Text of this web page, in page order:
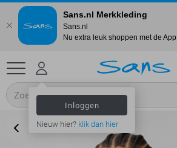
Inloggen
Nieuw hier? klik dan hier
Sans.nl Merkkleding
Sans.nl
Nu extra leuk shoppen met de App.